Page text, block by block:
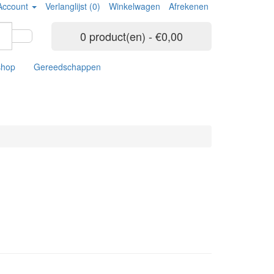
Verlanglijst (0) Winkelwagen Afrekenen
0 product(en) - €0,00
Gereedschappen